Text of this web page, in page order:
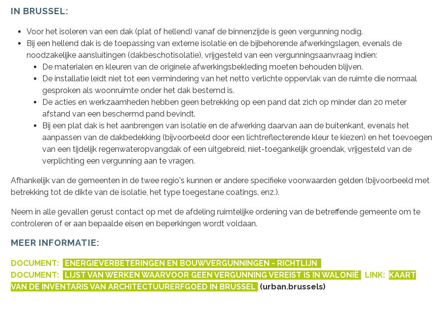
IN BRUSSEL:
Voor het isoleren van een dak (plat of hellend) vanaf de binnenzijde is geen vergunning nodig.
Bij een hellend dak is de toepassing van externe isolatie en de bijbehorende afwerkingslagen, evenals de
noodzakelijke aansluitingen (dakbeschotisolatie), vrijgesteld van een vergunningsaanvraag indien:
De materialen en kleuren van de originele afwerkingsbekleding moeten behouden blijven.
De installatie leidt niet tot een vermindering van het netto verlichte oppervlak van de ruimte die normaal
gesproken als woonruimte onder het dak bestemd is.
De acties en werkzaamheden hebben geen betrekking op een pand dat zich op minder dan 20 meter
afstand van een beschermd pand bevindt.
Bij een plat dak is het aanbrengen van isolatie en de afwerking daarvan aan de buitenkant, evenals het
aanpassen van de dakbedekking (bijvoorbeeld door een lichtreflecterende kleur te kiezen) en het toevoegen
van een tijdelijk regenwateropvangdak of een uitgebreid, niet-toegankelijk groendak, vrijgesteld van de
verplichting een vergunning aan te vragen.
Afhankelijk van de gemeenten in de twee regio's kunnen er andere specifieke voorwaarden gelden (bijvoorbeeld met
betrekking tot de dikte van de isolatie, het type toegestane coatings, enz.).
Neem in alle gevallen gerust contact op met de afdeling ruimtelijke ordening van de betreffende gemeente om te
controleren of er aan bepaalde eisen en beperkingen wordt voldaan.
MEER INFORMATIE:
DOCUMENT:
ENERGIEVERBETERINGEN EN BOUWVERGUNNINGEN - RICHTLIJN
DOCUMENT:
LIJST VAN WERKEN WAARVOOR GEEN VERGUNNING VEREIST IS IN WALONIË LINK: KAART
VAN DE INVENTARIS VAN ARCHITECTUURERFGOED IN BRUSSEL (urban.brussels)